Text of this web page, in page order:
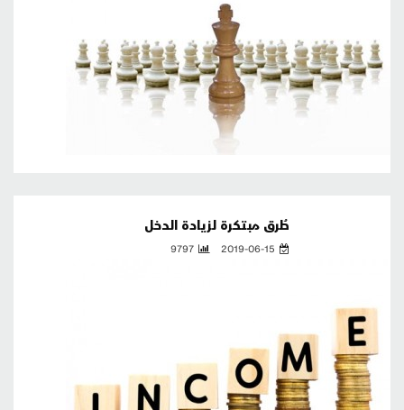
طُرق مبتكرة لزيادة الدخل
2019-06-15
9797